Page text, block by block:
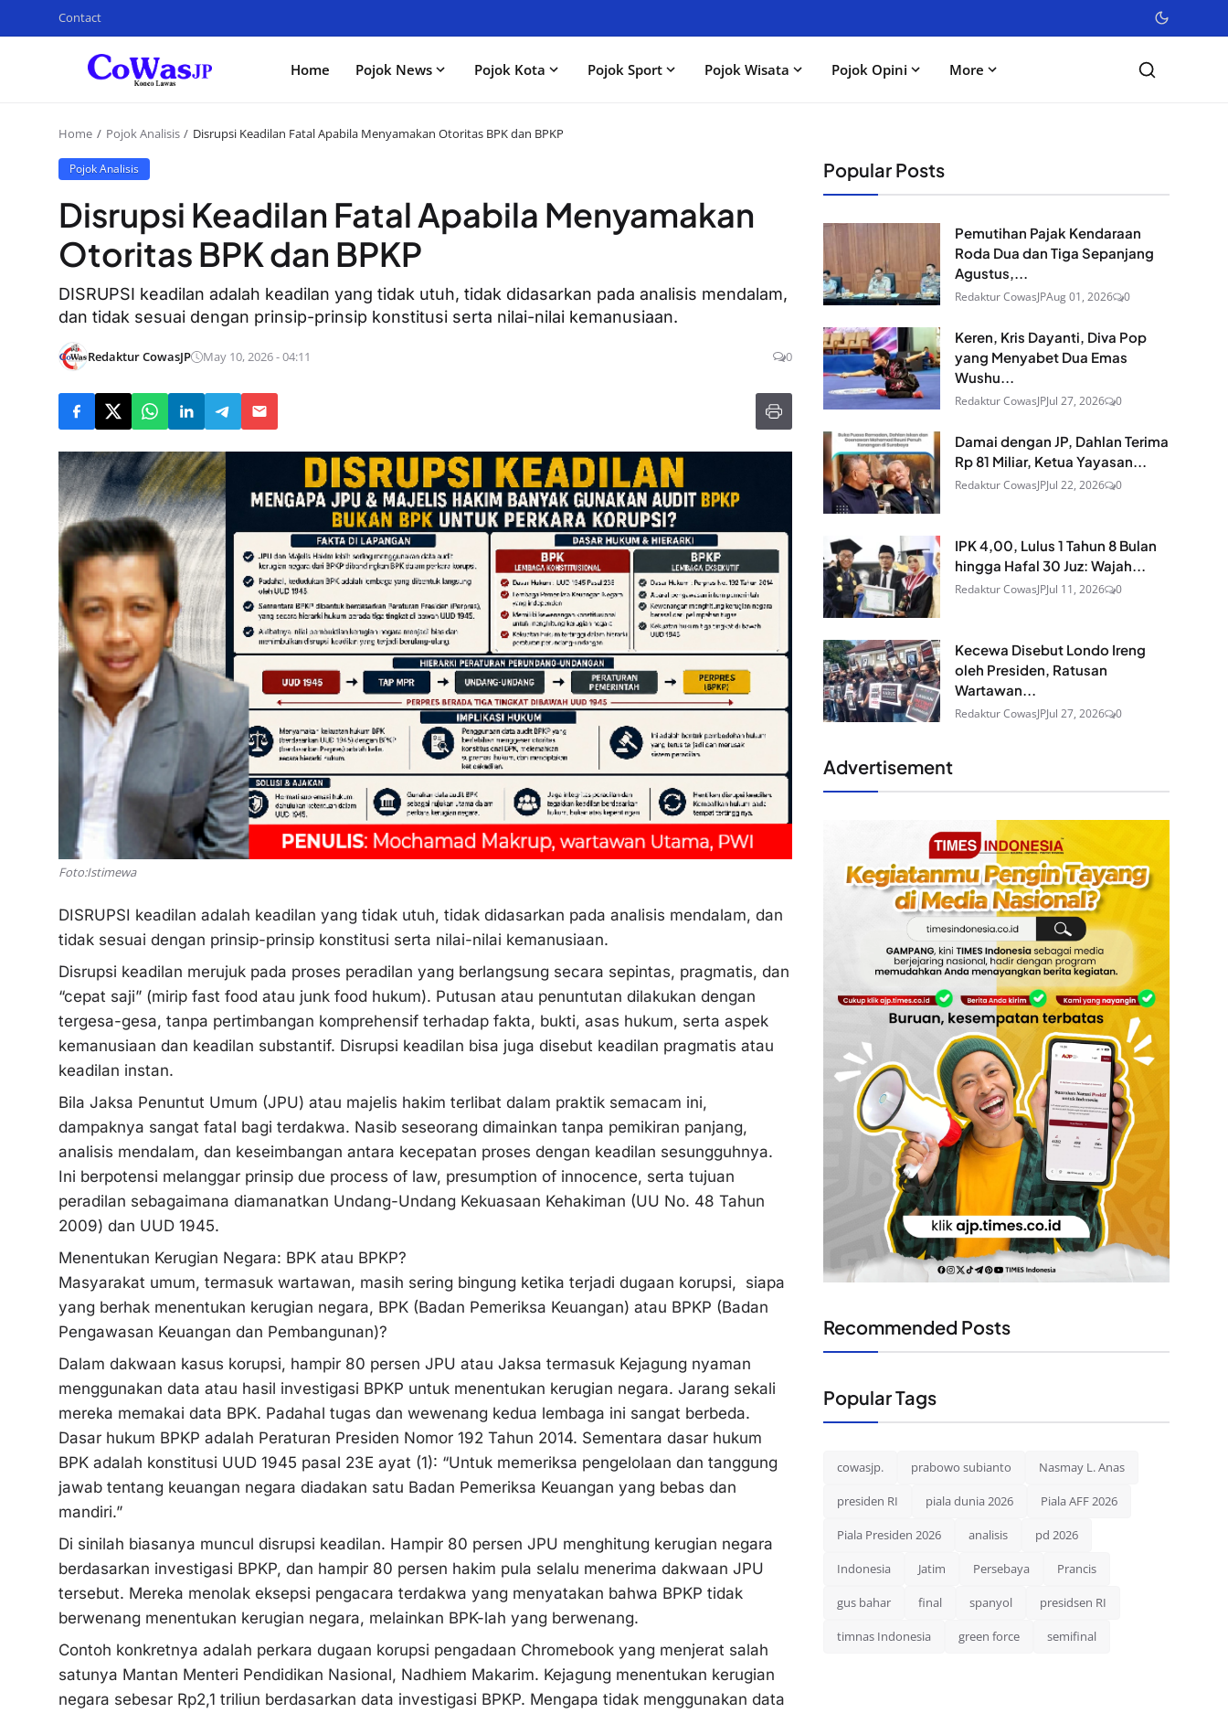
Contact
Home Pojok News Pojok Kota Pojok Sport Pojok Wisata Pojok Opini More
Home Pojok Analisis Disrupsi Keadilan Fatal Apabila Menyamakan Otoritas BPK dan BPKP
Pojok Analisis
Disrupsi Keadilan Fatal Apabila Menyamakan
Otoritas BPK dan BPKP
​DISRUPSI keadilan adalah keadilan yang tidak utuh, tidak didasarkan pada analisis mendalam,
dan tidak sesuai dengan prinsip-prinsip konstitusi serta nilai-nilai kemanusiaan.
Redaktur CowasJP May 10, 2026 - 04:11 0
Foto:Istimewa
DISRUPSI keadilan adalah keadilan yang tidak utuh, tidak didasarkan pada analisis mendalam, dan
tidak sesuai dengan prinsip-prinsip konstitusi serta nilai-nilai kemanusiaan.
Disrupsi keadilan merujuk pada proses peradilan yang berlangsung secara sepintas, pragmatis, dan
“cepat saji” (mirip fast food atau junk food hukum). Putusan atau penuntutan dilakukan dengan
tergesa-gesa, tanpa pertimbangan komprehensif terhadap fakta, bukti, asas hukum, serta aspek
kemanusiaan dan keadilan substantif. Disrupsi keadilan bisa juga disebut keadilan pragmatis atau
keadilan instan.
Bila Jaksa Penuntut Umum (JPU) atau majelis hakim terlibat dalam praktik semacam ini,
dampaknya sangat fatal bagi terdakwa. Nasib seseorang dimainkan tanpa pemikiran panjang,
analisis mendalam, dan keseimbangan antara kecepatan proses dengan keadilan sesungguhnya.
Ini berpotensi melanggar prinsip due process of law, presumption of innocence, serta tujuan
peradilan sebagaimana diamanatkan Undang-Undang Kekuasaan Kehakiman (UU No. 48 Tahun
2009) dan UUD 1945.
Menentukan Kerugian Negara: BPK atau BPKP?
Masyarakat umum, termasuk wartawan, masih sering bingung ketika terjadi dugaan korupsi, siapa
yang berhak menentukan kerugian negara, BPK (Badan Pemeriksa Keuangan) atau BPKP (Badan
Pengawasan Keuangan dan Pembangunan)?
Dalam dakwaan kasus korupsi, hampir 80 persen JPU atau Jaksa termasuk Kejagung nyaman
menggunakan data atau hasil investigasi BPKP untuk menentukan kerugian negara. Jarang sekali
mereka memakai data BPK. Padahal tugas dan wewenang kedua lembaga ini sangat berbeda.
Dasar hukum BPKP adalah Peraturan Presiden Nomor 192 Tahun 2014. Sementara dasar hukum
BPK adalah konstitusi UUD 1945 pasal 23E ayat (1): “Untuk memeriksa pengelolaan dan tanggung
jawab tentang keuangan negara diadakan satu Badan Pemeriksa Keuangan yang bebas dan
mandiri.”
Di sinilah biasanya muncul disrupsi keadilan. Hampir 80 persen JPU menghitung kerugian negara
berdasarkan investigasi BPKP, dan hampir 80 persen hakim pula selalu menerima dakwaan JPU
tersebut. Mereka menolak eksepsi pengacara terdakwa yang menyatakan bahwa BPKP tidak
berwenang menentukan kerugian negara, melainkan BPK-lah yang berwenang.
Contoh konkretnya adalah perkara dugaan korupsi pengadaan Chromebook yang menjerat salah
satunya Mantan Menteri Pendidikan Nasional, Nadhiem Makarim. Kejagung menentukan kerugian
negara sebesar Rp2,1 triliun berdasarkan data investigasi BPKP. Mengapa tidak menggunakan data
Popular Posts
Pemutihan Pajak Kendaraan
Roda Dua dan Tiga Sepanjang
Agustus,...
Redaktur CowasJPAug 01, 2026 0
Keren, Kris Dayanti, Diva Pop
yang Menyabet Dua Emas
Wushu...
Redaktur CowasJPJul 27, 2026 0
Damai dengan JP, Dahlan Terima
Rp 81 Miliar, Ketua Yayasan...
Redaktur CowasJPJul 22, 2026 0
IPK 4,00, Lulus 1 Tahun 8 Bulan
hingga Hafal 30 Juz: Wajah...
Redaktur CowasJPJul 11, 2026 0
Kecewa Disebut Londo Ireng
oleh Presiden, Ratusan
Wartawan...
Redaktur CowasJPJul 27, 2026 0
Advertisement
Recommended Posts
Popular Tags
cowasjp. prabowo subianto Nasmay L. Anas
presiden RI piala dunia 2026 Piala AFF 2026
Piala Presiden 2026 analisis pd 2026
Indonesia Jatim Persebaya Prancis
gus bahar final spanyol presidsen RI
timnas Indonesia green force semifinal